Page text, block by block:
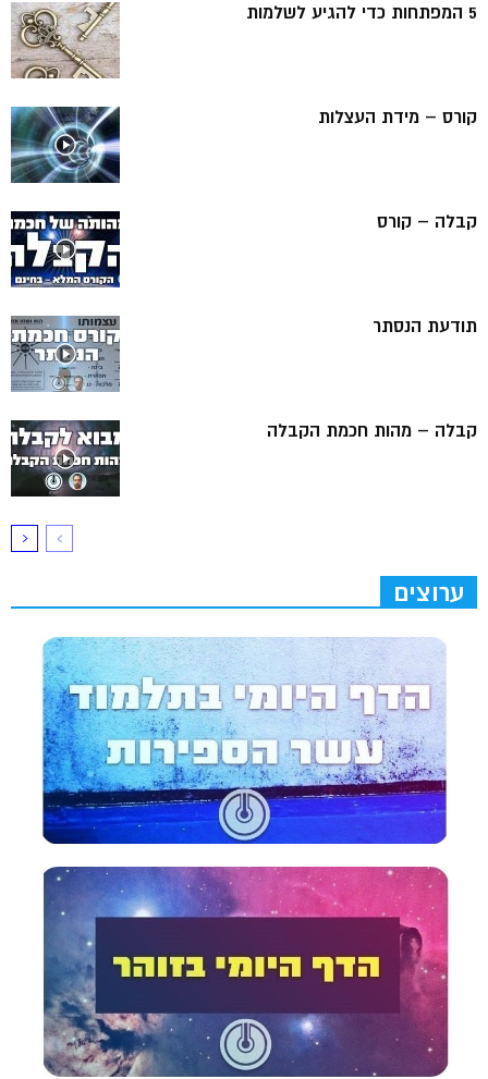
5 המפתחות כדי להגיע לשלמות
קורס – מידת העצלות
קבלה – קורס
תודעת הנסתר
קבלה – מהות חכמת הקבלה
ערוצים